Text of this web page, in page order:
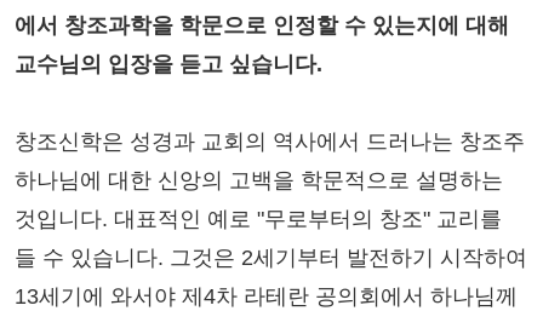
에서 창조과학을 학문으로 인정할 수 있는지에 대해
교수님의 입장을 듣고 싶습니다.
창조신학은 성경과 교회의 역사에서 드러나는 창조주
하나님에 대한 신앙의 고백을 학문적으로 설명하는
것입니다. 대표적인 예로 "무로부터의 창조" 교리를
들 수 있습니다. 그것은 2세기부터 발전하기 시작하여
13세기에 와서야 제4차 라테란 공의회에서 하나님께